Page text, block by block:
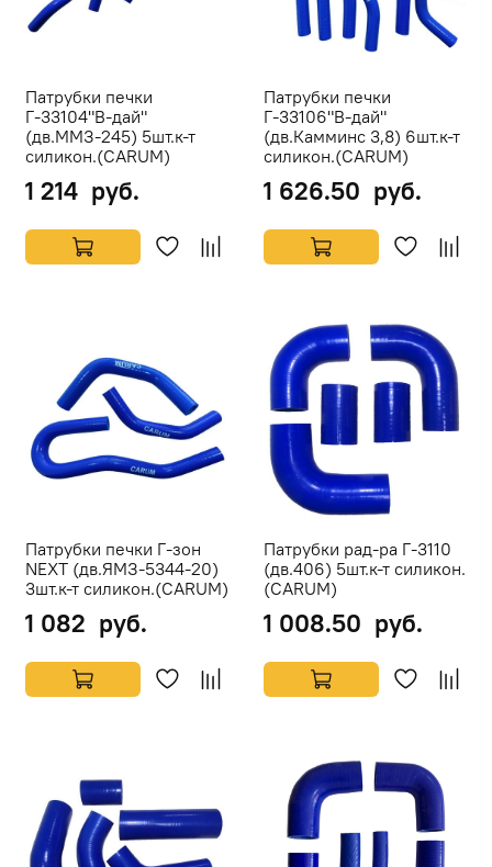
Патрубки печки
Г-33104"В-дай"
(дв.ММЗ-245) 5шт.к-т
силикон.(CARUM)
1 214 руб.
Патрубки печки
Г-33106"В-дай"
(дв.Камминс 3,8) 6шт.к-т
силикон.(CARUM)
1 626.50 руб.
Патрубки печки Г-зон
NEXT (дв.ЯМЗ-5344-20)
3шт.к-т силикон.(CARUM)
1 082 руб.
Патрубки рад-ра Г-3110
(дв.406) 5шт.к-т силикон.
(CARUM)
1 008.50 руб.